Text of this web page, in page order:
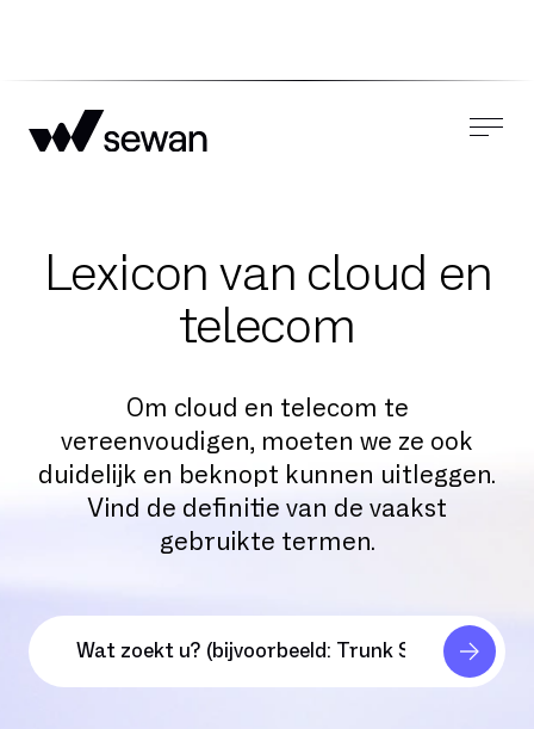
Lexicon van cloud en
telecom
Om cloud en telecom te
vereenvoudigen, moeten we ze ook
duidelijk en beknopt kunnen uitleggen.
Vind de definitie van de vaakst
gebruikte termen.